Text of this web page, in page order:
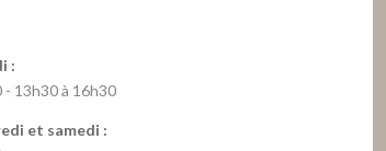
:
- 13h30 à 16h30
et samedi :